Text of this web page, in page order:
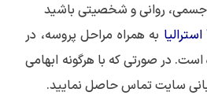
روانی و شخصیتی باشید
به همراه مراحل پروسه، در
در صورتی که با هرگونه ابهامی
سایت تماس حاصل نمایید.